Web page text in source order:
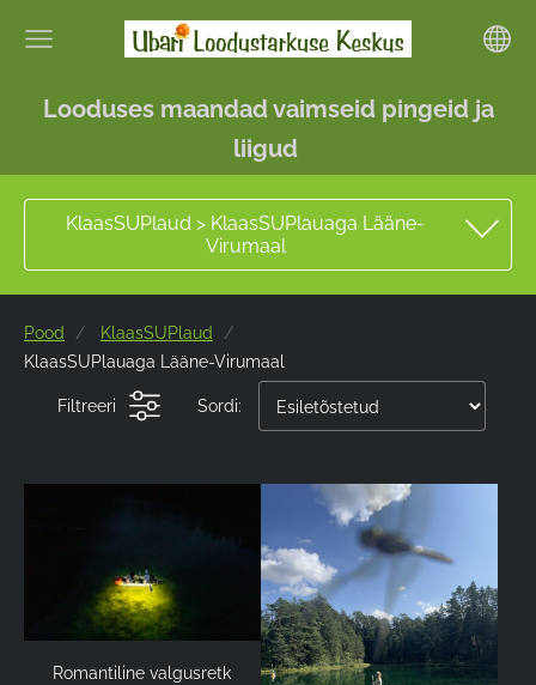
Looduses maandad vaimseid pingeid ja
liigud
KlaasSUPlaud > KlaasSUPlauaga Lääne-
Virumaal
Pood
KlaasSUPlaud
KlaasSUPlauaga Lääne-Virumaal
Filtreeri Sordi:
Romantiline valgusretk